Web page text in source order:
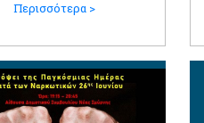
Περισσότερα >